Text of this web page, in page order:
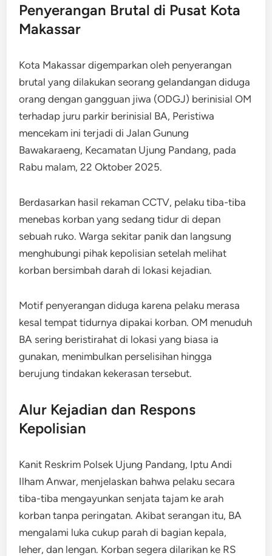
Penyerangan Brutal di Pusat Kota
Makassar
Kota Makassar digemparkan oleh penyerangan
brutal yang dilakukan seorang gelandangan diduga
orang dengan gangguan jiwa (ODGJ) berinisial OM
terhadap juru parkir berinisial BA, Peristiwa
mencekam ini terjadi di Jalan Gunung
Bawakaraeng, Kecamatan Ujung Pandang, pada
Rabu malam, 22 Oktober 2025.​
Berdasarkan hasil rekaman CCTV, pelaku tiba-tiba
menebas korban yang sedang tidur di depan
sebuah ruko. Warga sekitar panik dan langsung
menghubungi pihak kepolisian setelah melihat
korban bersimbah darah di lokasi kejadian.
Motif penyerangan diduga karena pelaku merasa
kesal tempat tidurnya dipakai korban. OM menuduh
BA sering beristirahat di lokasi yang biasa ia
gunakan, menimbulkan perselisihan hingga
berujung tindakan kekerasan tersebut.​
Alur Kejadian dan Respons
Kepolisian
Kanit Reskrim Polsek Ujung Pandang, Iptu Andi
Ilham Anwar, menjelaskan bahwa pelaku secara
tiba-tiba mengayunkan senjata tajam ke arah
korban tanpa peringatan. Akibat serangan itu, BA
mengalami luka cukup parah di bagian kepala,
leher, dan lengan. Korban segera dilarikan ke RS